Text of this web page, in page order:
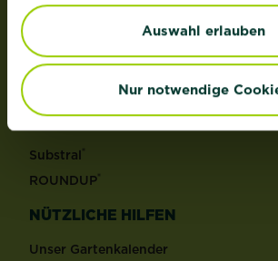
Auswahl erlauben
Nur notwendige
Grundstoffe
Schädlinge
Reinigungsmittel
MARKEN
Substral®
ROUNDUP®
NÜTZLICHE HILFEN
Unser Gartenkalender